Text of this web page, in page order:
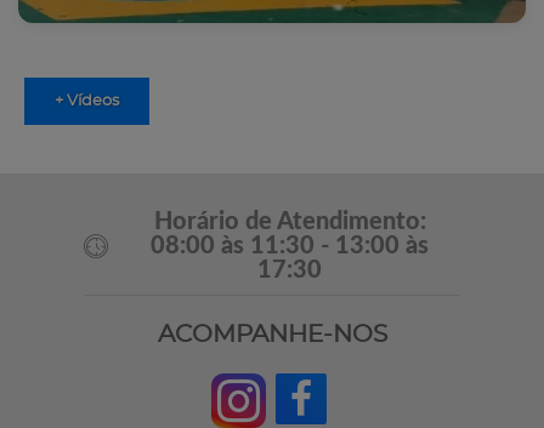
+ Vídeos
Horário de Atendimento:
08:00 às 11:30 - 13:00 às
17:30
ACOMPANHE-NOS